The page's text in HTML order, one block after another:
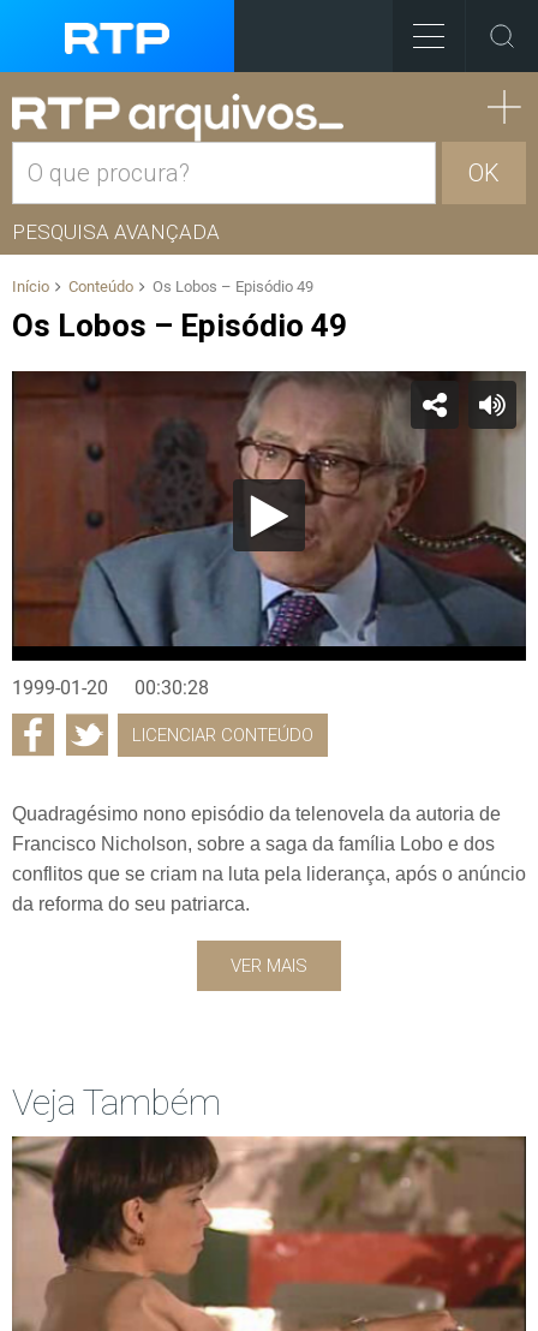
OK
PESQUISA AVANÇADA
Início Conteúdo Os Lobos – Episódio 49
Os Lobos – Episódio 49
1999-01-20 00:30:28
LICENCIAR CONTEÚDO
Quadragésimo nono episódio da telenovela da autoria de
Francisco Nicholson, sobre a saga da família Lobo e dos
conflitos que se criam na luta pela liderança, após o anúncio
da reforma do seu patriarca.
VER MAIS
Veja Também